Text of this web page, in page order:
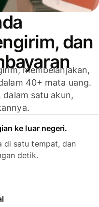
dan
membelanjakan,
40+ mata uang.
dalam satu akun,
ke luar negeri.
di satu tempat, dan
detik.